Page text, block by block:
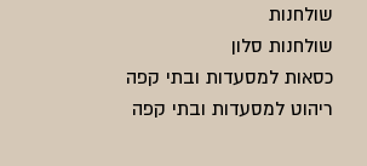
שולחנות
שולחנות סלון
כסאות למסעדות ובתי קפה
ריהוט למסעדות ובתי קפה